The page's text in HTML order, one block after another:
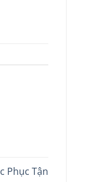
Phục Tận